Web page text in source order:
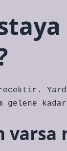
gelene